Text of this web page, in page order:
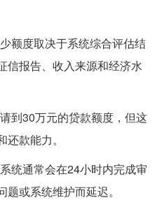
额度取决于系统综合评估结
信报告、收入来源和经济水
到30万元的贷款额度，但这
款能力。
统通常会在24小时内完成审
或系统维护而延迟。